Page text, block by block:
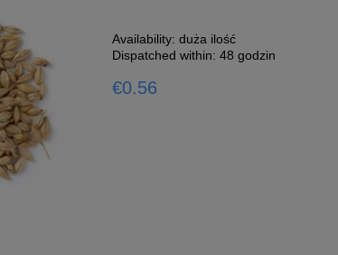
Availability: duża ilość
Dispatched within: 48 godzin
€0.56